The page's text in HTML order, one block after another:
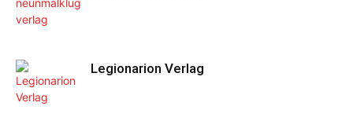
Legionarion Verlag